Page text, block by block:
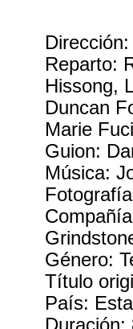
Reparto:
Hissong,
Duncan
Marie
Guion:
Música:
Género:
Título
País: